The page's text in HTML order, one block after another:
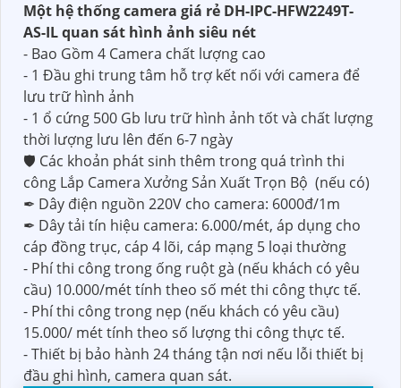
Một hệ thống camera giá rẻ DH-IPC-HFW2249T-
AS-IL quan sát hình ảnh siêu nét
- Bao Gồm 4 Camera chất lượng cao
- 1 Đầu ghi trung tâm hỗ trợ kết nối với camera để
lưu trữ hình ảnh
- 1 ổ cứng 500 Gb lưu trữ hình ảnh tốt và chất lượng
thời lượng lưu lên đến 6-7 ngày
🛡 Các khoản phát sinh thêm trong quá trình thi
công Lắp Camera Xưởng Sản Xuất Trọn Bộ (nếu có)
✒ Dây điện nguồn 220V cho camera: 6000đ/1m
✒ Dây tải tín hiệu camera: 6.000/mét, áp dụng cho
cáp đồng trục, cáp 4 lõi, cáp mạng 5 loại thường
- Phí thi công trong ống ruột gà (nếu khách có yêu
cầu) 10.000/mét tính theo số mét thi công thực tế.
- Phí thi công trong nẹp (nếu khách có yêu cầu)
15.000/ mét tính theo số lượng thi công thực tế.
- Thiết bị bảo hành 24 tháng tận nơi nếu lỗi thiết bị
đầu ghi hình, camera quan sát.